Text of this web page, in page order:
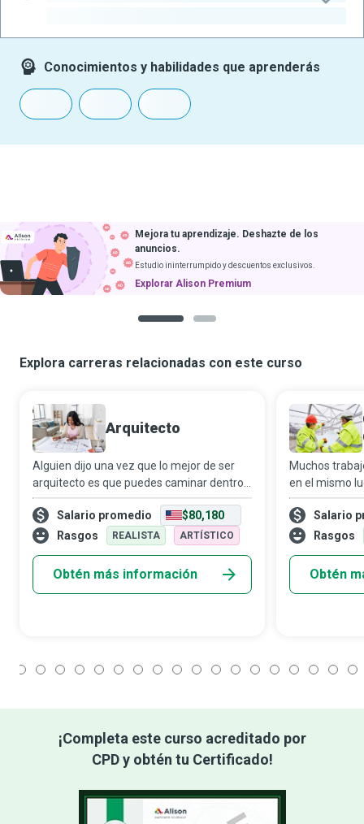
Conocimientos y habilidades que aprenderás
Mejora tu aprendizaje. Deshazte de los
anuncios.
Estudio ininterrumpido y descuentos exclusivos.
Explorar Alison Premium
Explora carreras relacionadas con este curso
Arquitecto
Alguien dijo una vez que lo mejor de ser
arquitecto es que puedes caminar dentro
de tus propios sueños. Los arquitectos le
dan vida a los sueños; hacen realidad
diseños sostenibles, funcionales y esté
Salario promedio
$80,180
Rasgos
REALISTA ARTÍSTICO
Obtén más información
Muchos
en el mismo
gerentes de
naturaleza de
trabajan,
Salario
Rasgos
Obtén
¡Completa este curso acreditado por
CPD y obtén tu Certificado!